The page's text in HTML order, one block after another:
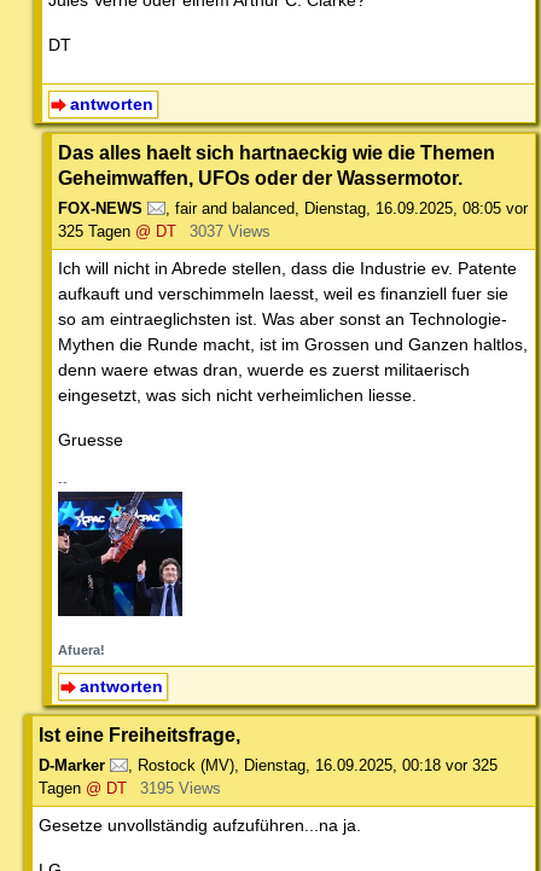
DT
antworten
Das alles haelt sich hartnaeckig wie die Themen
Geheimwaffen, UFOs oder der Wassermotor.
FOX-NEWS fair and balanced Dienstag, 16.09.2025, 08:05 vor
325 Tagen @ DT 3037 Views
Ich will nicht in Abrede stellen, dass die Industrie ev. Patente
aufkauft und verschimmeln laesst, weil es finanziell fuer sie
so am eintraeglichsten ist. Was aber sonst an Technologie-
Mythen die Runde macht, ist im Grossen und Ganzen haltlos,
denn waere etwas dran, wuerde es zuerst militaerisch
eingesetzt, was sich nicht verheimlichen liesse.
Gruesse
--
Afuera!
antworten
Ist eine Freiheitsfrage,
D-Marker , Rostock (MV), Dienstag, 16.09.2025, 00:18 vor 325
Tagen @ DT 3195 Views
Gesetze unvollständig aufzuführen...na ja.